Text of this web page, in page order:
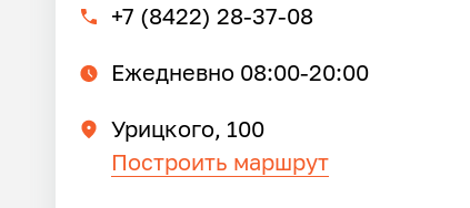
+7 (8422) 28-37-08
Ежедневно 08:00-20:00
Урицкого, 100
Построить маршрут